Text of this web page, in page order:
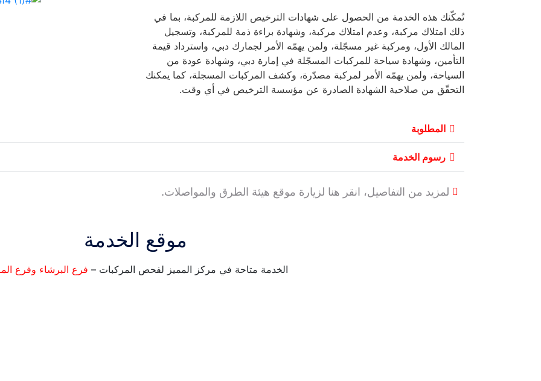
تُمكّنك هذه الخدمة من الحصول على شهادات الترخيص اللازمة للمركبة، بما في
ذلك امتلاك مركبة، وعدم امتلاك مركبة، وشهادة براءة ذمة للمركبة، وتسجيل
المالك الأول، ومركبة غير مسجّلة، ولمن يهمّه الأمر لجمارك دبي، واسترداد قيمة
التأمين، وشهادة سياحة للمركبات المسجّلة في إمارة دبي، وشهادة عودة من
السياحة، ولمن يهمّه الأمر لمركبة مصدّرة، وكشف المركبات المسجلة، كما يمكنك
التحقّق من صلاحية الشهادة الصادرة عن مؤسسة الترخيص في أي وقت.
المطلوبة
رسوم الخدمة
لمزيد من التفاصيل، انقر هنا لزيارة موقع هيئة الطرق والمواصلات.
موقع الخدمة
الخدمة متاحة في مركز المميز لفحص المركبات – فرع البرشاء وفرع